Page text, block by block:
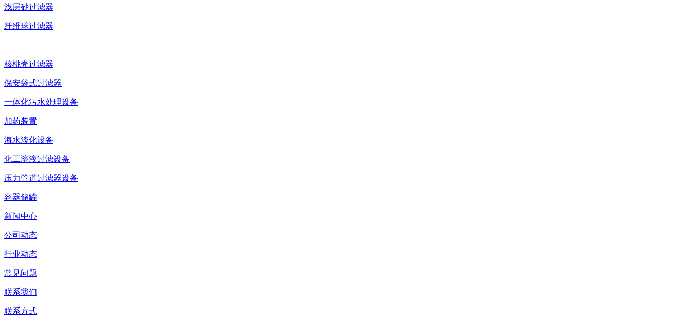
浅层砂过滤器
纤维球过滤器
核桃壳过滤器
保安袋式过滤器
一体化污水处理设备
加药装置
海水淡化设备
化工溶液过滤设备
压力管道过滤器设备
容器储罐
新闻中心
公司动态
行业动态
常见问题
联系我们
联系方式